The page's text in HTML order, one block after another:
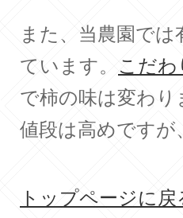
また、当農園で
ています。 こだ
で柿の味は変わ
値段は高めです
トップページに戻